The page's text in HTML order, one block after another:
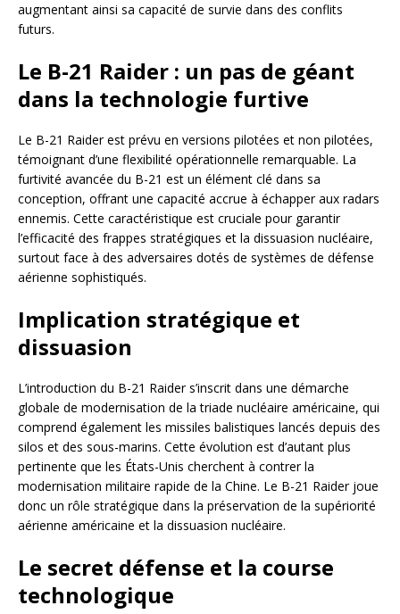
augmentant ainsi sa capacité de survie dans des conflits
futurs.
Le B-21 Raider : un pas de géant
dans la technologie furtive
Le B-21 Raider est prévu en versions pilotées et non pilotées,
témoignant d’une flexibilité opérationnelle remarquable. La
furtivité avancée du B-21 est un élément clé dans sa
conception, offrant une capacité accrue à échapper aux radars
ennemis. Cette caractéristique est cruciale pour garantir
l’efficacité des frappes stratégiques et la dissuasion nucléaire,
surtout face à des adversaires dotés de systèmes de défense
aérienne sophistiqués.
Implication stratégique et
dissuasion
L’introduction du B-21 Raider s’inscrit dans une démarche
globale de modernisation de la triade nucléaire américaine, qui
comprend également les missiles balistiques lancés depuis des
silos et des sous-marins. Cette évolution est d’autant plus
pertinente que les États-Unis cherchent à contrer la
modernisation militaire rapide de la Chine. Le B-21 Raider joue
donc un rôle stratégique dans la préservation de la supériorité
aérienne américaine et la dissuasion nucléaire.
Le secret défense et la course
technologique